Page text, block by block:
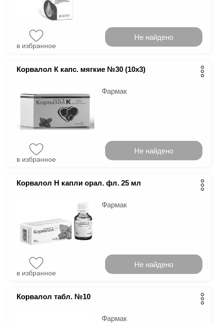
в избранное
Не найдено
Корвалол К капс. мягкие №30 (10х3)
Фармак
в избранное
Не найдено
Корвалол Н капли орал. фл. 25 мл
Фармак
в избранное
Не найдено
Корвалол табл. №10
Фармак